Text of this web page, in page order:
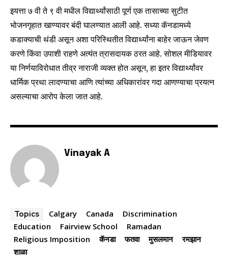
Join our community of
SUBSCRIBERS and be part of the
conversation.
To subscribe, simply enter your email address on our website
or click the subscribe button below. Don't worry, we respect
your privacy and won't spam your inbox. Your information is
safe with us.
SUBSCRIBE
I've read and accept the
6,300
Fans
32,111
Followers
इयत्ता ७ वी ते ९ वी मधील विद्यार्थ्यांसाठी पूर्ण एक तासाच्या सुटीत
भोजनगृहात खाण्यावर बंदी घालण्यात आली आहे. सध्या कॅनडामध्ये
कडाक्याची थंडी असून अशा परिस्थितीत विद्यार्थ्यांना बाहेर जाऊन जेवण
करणे किंवा उपाशी राहणे अत्यंत त्रासदायक ठरत आहे. सोशल मीडियावर
या निर्णयाविरोधात तीव्र नाराजी व्यक्त होत असून, हा इतर विद्यार्थ्यांवर
धार्मिक प्रथा लादण्याचा आणि त्यांच्या अधिकारांवर गदा आणण्याचा प्रयत्न
असल्याचा आरोप केला जात आहे.
Vinayak A
Topics Calgary Canada
Discrimination
Education
Fairview School
Ramadan
Religious Imposition
कॅनडा फतवा मुसलमान
रमझान
शाळा